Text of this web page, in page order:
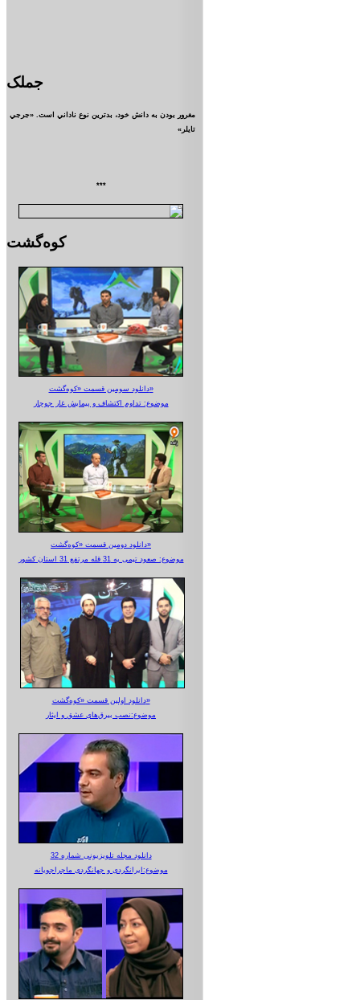
جملک
مغرور بودن به دانش خود، بدترين نوع ناداني است. «جرجي
تايلر»
***
کوه‌گشت
دانلود سومین قسمت «کوه‌گشت»
موضوع: تداوم اکتشاف و پیمایش غار جوجار
دانلود دومین قسمت «کوه‌گشت»
موضوع: صعود تیمی به 31 قله مرتفع 31 استان کشور
دانلود اولین قسمت «کوه‌گشت»
موضوع:نصب بیرق‌های عشق و ایثار
دانلود مجله تلویزیونی شماره 32
موضوع:ایرانگردی و جهانگردی ماجراجویانه